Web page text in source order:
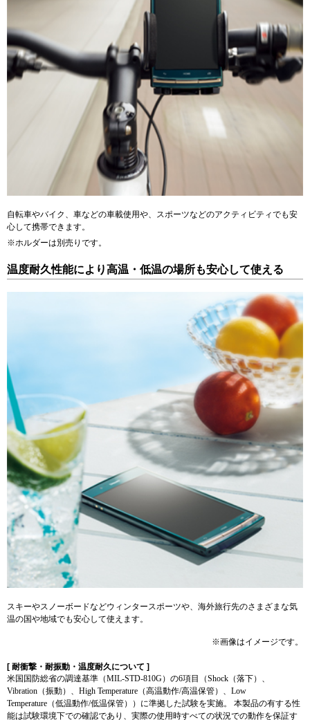
自転車やバイク、車などの車載使用や、スポーツなどのアクティビティでも安
心して携帯できます。
※ホルダーは別売りです。
温度耐久性能により高温・低温の場所も安心して使える
スキーやスノーボードなどウィンタースポーツや、海外旅行先のさまざまな気
温の国や地域でも安心して使えます。
※画像はイメージです。
[ 耐衝撃・耐振動・温度耐久について ]
米国国防総省の調達基準（MIL-STD-810G）の6項目（Shock（落下）、
Vibration（振動）、High Temperature（高温動作/高温保管）、Low
Temperature（低温動作/低温保管））に準拠した試験を実施。 本製品の有する性
能は試験環境下での確認であり、実際の使用時すべての状況での動作を保証す